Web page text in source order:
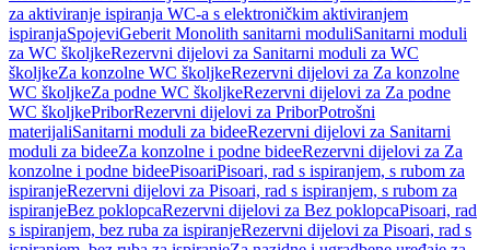
za aktiviranje ispiranja WC-a s elektroničkim aktiviranjem
ispiranjaSpojeviGeberit Monolith sanitarni moduliSanitarni moduli
za WC školjkeRezervni dijelovi za Sanitarni moduli za WC
školjkeZa konzolne WC školjkeRezervni dijelovi za Za konzolne
WC školjkeZa podne WC školjkeRezervni dijelovi za Za podne
WC školjkePriborRezervni dijelovi za PriborPotrošni
materijaliSanitarni moduli za bideeRezervni dijelovi za Sanitarni
moduli za bideeZa konzolne i podne bideeRezervni dijelovi za Za
konzolne i podne bideePisoariPisoari, rad s ispiranjem, s rubom za
ispiranjeRezervni dijelovi za Pisoari, rad s ispiranjem, s rubom za
ispiranjeBez poklopcaRezervni dijelovi za Bez poklopcaPisoari, rad
s ispiranjem, bez ruba za ispiranjeRezervni dijelovi za Pisoari, rad s